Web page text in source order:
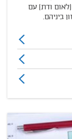
(לאום ודת) עם
ביניהם.